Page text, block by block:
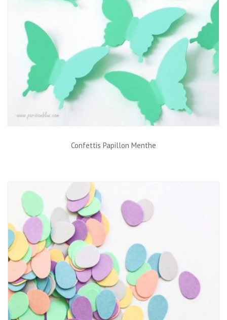
Confettis Papillon Menthe